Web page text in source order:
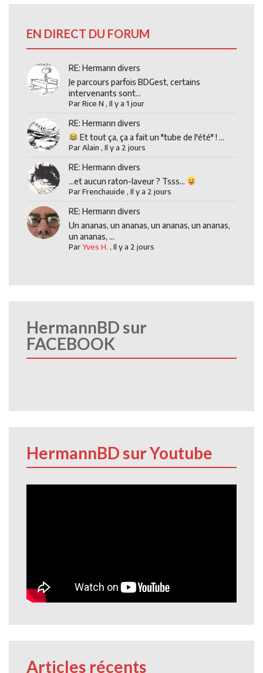
EN DIRECT DU FORUM
RE: Hermann divers
Je parcours parfois BDGest, certains
intervenants sont...
ParRice N ,Il y a 1 jour
RE: Hermann divers
Et tout ça, ça a fait un "tube de l'été" ! ...
ParAlain ,Il y a 2 jours
RE: Hermann divers
...et aucun raton-laveur ? Tsss...
ParFrenchauide ,Il y a 2 jours
RE: Hermann divers
Un ananas, un ananas, un ananas, un ananas,
un ananas, ...
ParYves H. ,Il y a 2 jours
HermannBD sur
FACEBOOK
HermannBD sur Youtube
Articles récents